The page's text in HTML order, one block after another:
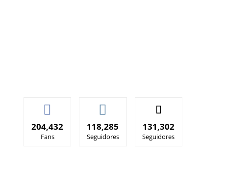
204,432
Fans
118,285
Seguidores
131,302
Seguidores